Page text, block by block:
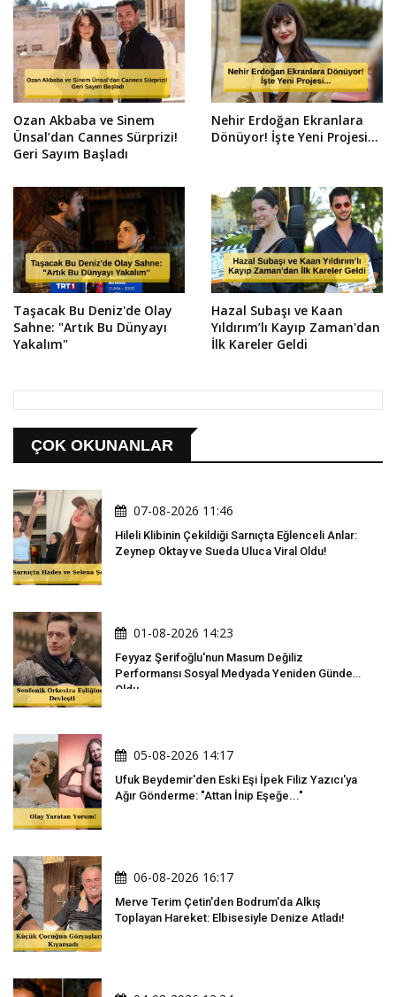
Ozan Akbaba ve Sinem
Ünsal’dan Cannes Sürprizi!
Geri Sayım Başladı
Nehir Erdoğan Ekranlara
Dönüyor! İşte Yeni Projesi...
Taşacak Bu Deniz'de Olay
Sahne: "Artık Bu Dünyayı
Yakalım"
Hazal Subaşı ve Kaan
Yıldırım’lı Kayıp Zaman'dan
İlk Kareler Geldi
ÇOK OKUNANLAR
07-08-2026 11:46
Hileli Klibinin Çekildiği Sarnıçta Eğlenceli Anlar:
Zeynep Oktay ve Sueda Uluca Viral Oldu!
01-08-2026 14:23
Feyyaz Şerifoğlu'nun Masum Değiliz
Performansı Sosyal Medyada Yeniden Gündem
Oldu
05-08-2026 14:17
Ufuk Beydemir'den Eski Eşi İpek Filiz Yazıcı'ya
Ağır Gönderme: "Attan İnip Eşeğe..."
06-08-2026 16:17
Merve Terim Çetin'den Bodrum'da Alkış
Toplayan Hareket: Elbisesiyle Denize Atladı!